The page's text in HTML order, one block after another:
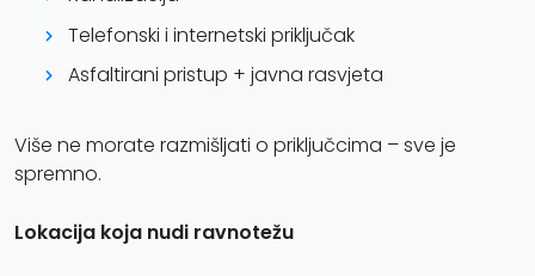
Telefonski i internetski priključak
Asfaltirani pristup + javna rasvjeta
Više ne morate razmišljati o priključcima – sve je
spremno.
Lokacija koja nudi ravnotežu